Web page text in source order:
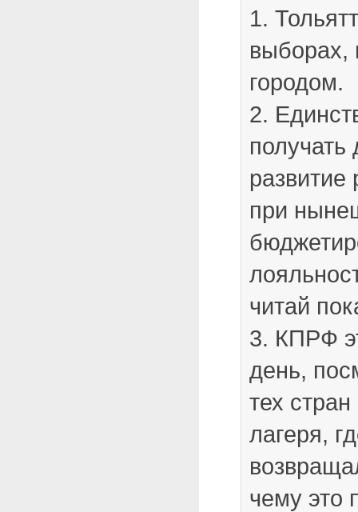
1.
выборах,
городом.
2.
получать
развитие
при
читай
3. КПРФ
день,
тех
лагеря,
чему это